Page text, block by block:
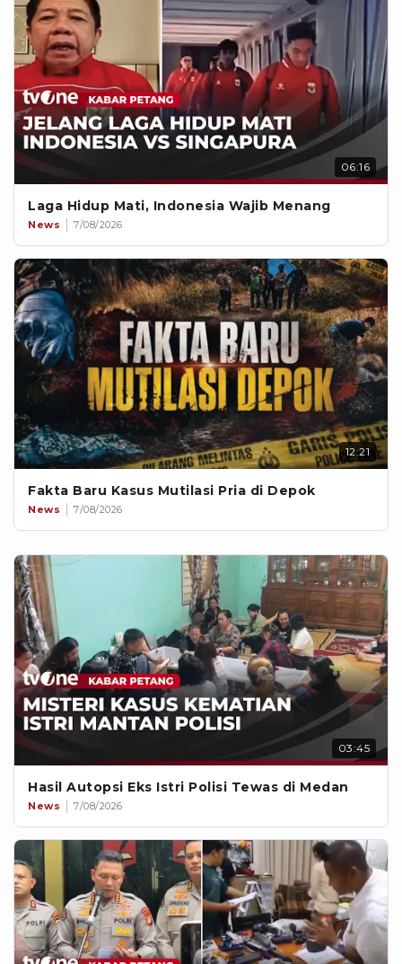
06:16
Laga Hidup Mati, Indonesia Wajib Menang
News 7/08/2026
12:21
Fakta Baru Kasus Mutilasi Pria di Depok
News 7/08/2026
03:45
Hasil Autopsi Eks Istri Polisi Tewas di Medan
News 7/08/2026